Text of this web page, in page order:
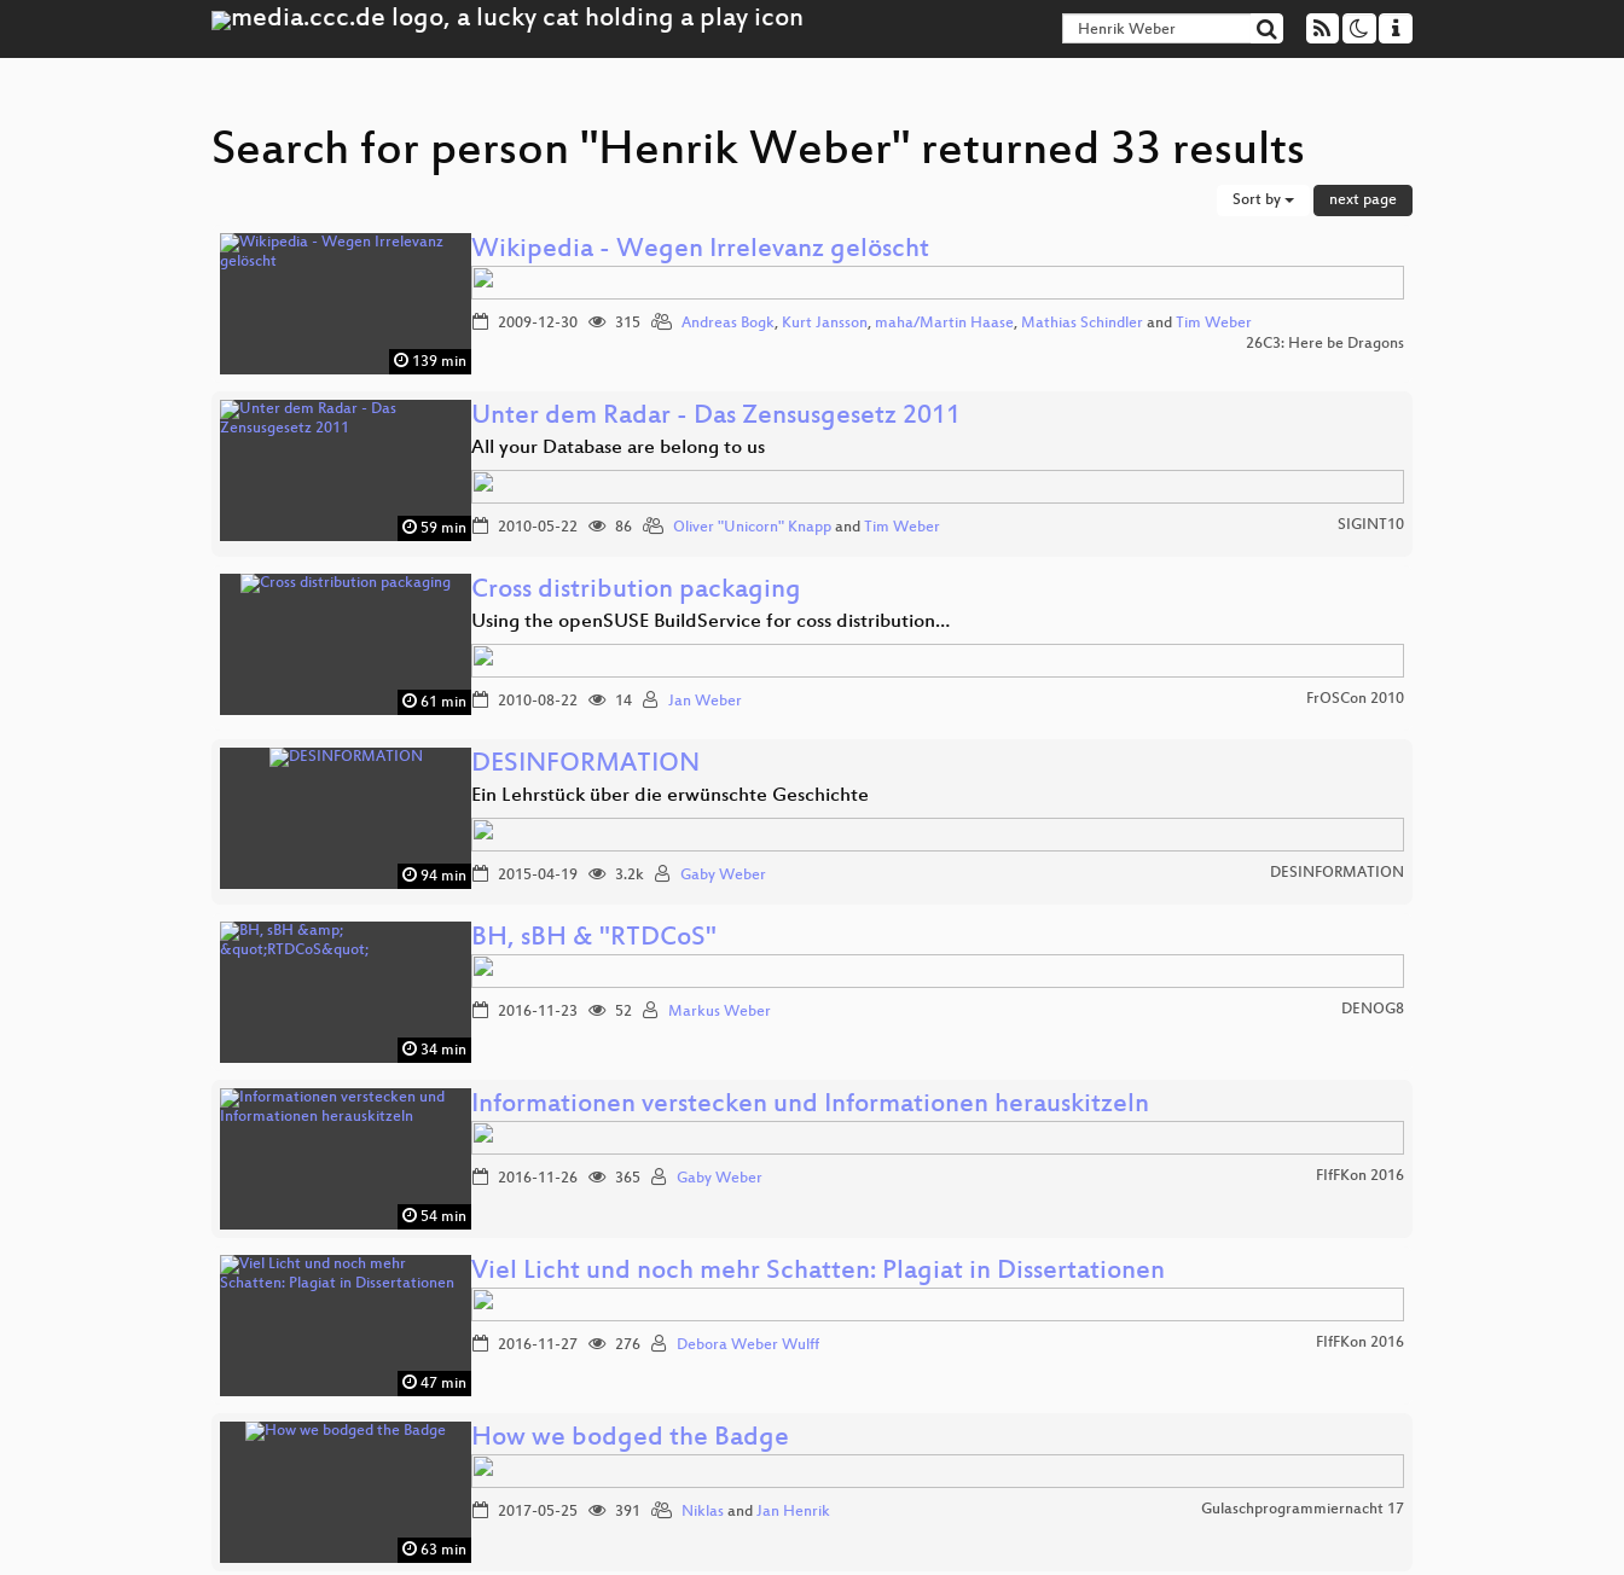
Search for person "Henrik Weber" returned 33 results
Sort by next page
139 min
Wikipedia - Wegen Irrelevanz gelöscht
2009-12-30 315 Andreas Bogk, Kurt Jansson, maha/Martin Haase, Mathias Schindler and Tim Weber
26C3: Here be Dragons
59 min
Unter dem Radar - Das Zensusgesetz 2011
All your Database are belong to us
2010-05-22 86 Oliver "Unicorn" Knapp and Tim Weber SIGINT10
61 min
Cross distribution packaging
Using the openSUSE BuildService for coss distribution…
2010-08-22 14 Jan Weber FrOSCon 2010
94 min
DESINFORMATION
Ein Lehrstück über die erwünschte Geschichte
2015-04-19 3.2k Gaby Weber DESINFORMATION
34 min
BH, sBH & "RTDCoS"
2016-11-23 52 Markus Weber DENOG8
54 min
Informationen verstecken und Informationen herauskitzeln
2016-11-26 365 Gaby Weber FIfFKon 2016
47 min
Viel Licht und noch mehr Schatten: Plagiat in Dissertationen
2016-11-27 276 Debora Weber Wulff FIfFKon 2016
63 min
How we bodged the Badge
2017-05-25 391 Niklas and Jan Henrik Gulaschprogrammiernacht 17